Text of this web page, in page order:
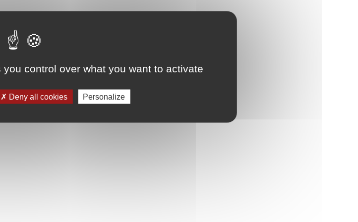
control over what you want to activate
Deny all cookies Personalize